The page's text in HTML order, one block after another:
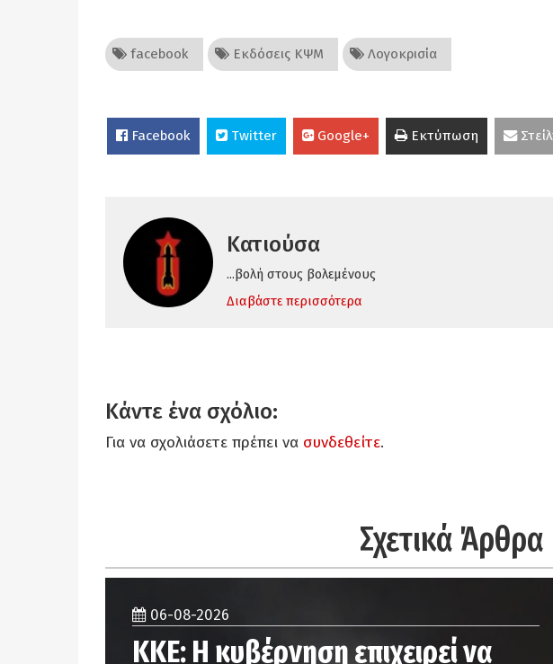
facebook Εκδόσεις ΚΨΜ Λογοκρισία
Facebook Twitter Google+ Εκτύπωση
Κατιούσα
...βολή στους βολεμένους
Διαβάστε περισσότερα
Κάντε ένα σχόλιο:
Για να σχολιάσετε πρέπει να συνδεθείτε.
Σχετικά Άρθρα
06-08-2026
ΚΚΕ: Η κυβέρνηση επιχειρεί να